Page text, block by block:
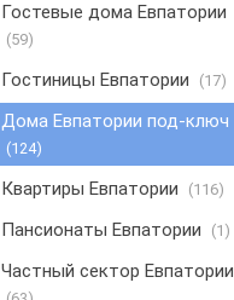
Гостевые дома Евпатории
(59)
Гостиницы Евпатории (17)
Дома Евпатории под-ключ
(124)
Квартиры Евпатории (116)
Пансионаты Евпатории (1)
Частный сектор Евпатории